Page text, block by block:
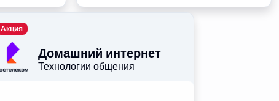
Домашний интернет
Технологии общения
Акция